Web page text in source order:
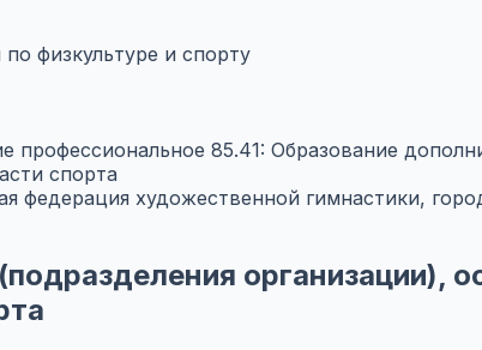
физкультуре и спорту
профессиональное 85.41: Образование
спорта
федерация художественной гимнастики,
организации),